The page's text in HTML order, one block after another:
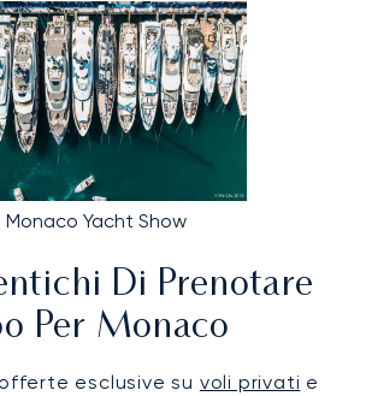
Monaco Yacht Show
Di Prenotare
Per Monaco
esclusive su voli privati e